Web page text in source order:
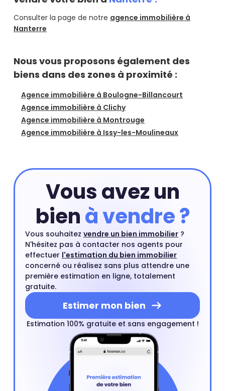
Consulter la page de notre agence immobilière à
Nanterre
Nous vous proposons également des
biens dans des zones à proximité :
Agence immobilière à Boulogne-Billancourt
Agence immobilière à Clichy
Agence immobilière à Montrouge
Agence immobilière à Issy-les-Moulineaux
Vous avez un
bienà vendre ?
Vous souhaitez vendre un bien immobilier ?
N'hésitez pas à contacter nos agents pour
effectuer l'estimation du bien immobilier
concerné ou réalisez sans plus attendre une
première estimation en ligne, totalement
gratuite.
Estimer mon bien
Estimation 100% gratuite et sans engagement !